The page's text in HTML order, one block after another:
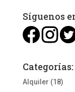
Síguenos
Categorías:
Alquiler (18)